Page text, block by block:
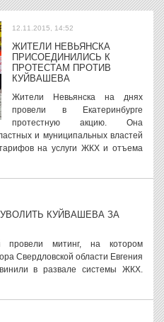
12.11.2015, 14:52
ЖИТЕЛИ НЕВЬЯНСКА
ПРИСОЕДИНИЛИСЬ К
ПРОТЕСТАМ ПРОТИВ
КУЙВАШЕВА
Жители Невьянска на днях
провели в Екатеринбурге
протестную акцию. Она
и муниципальных властей
на услуги ЖКХ и отъема
КУЙВАШЕВА ЗА
провели митинг, на котором
Свердловской области Евгения
в развале системы ЖКХ.